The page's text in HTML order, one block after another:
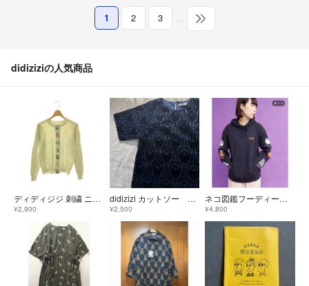
1 2 3 …
didiziziの人気商品
ディディジジ 刺繍 ニットカーディガン 長袖 ウール バンドカラー F
¥2,900
didizizi カットソー くま
¥2,500
ネコ図鑑フーディー didizizi
¥4,800